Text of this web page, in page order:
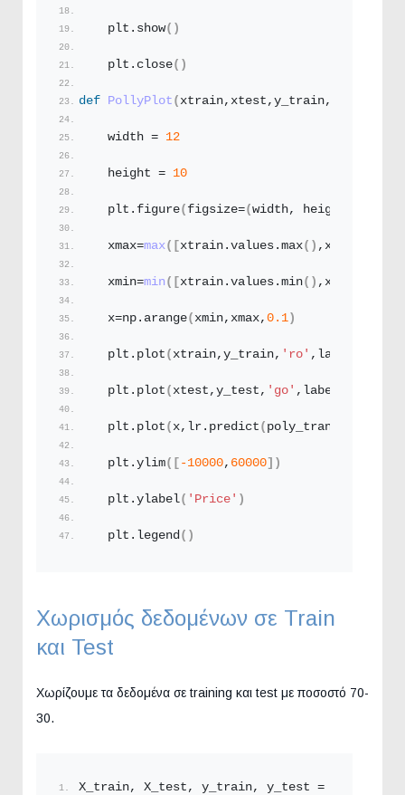
    plt.
show()
    plt.
close()
def PollyPlot (
    width =
12
    height =
10
    plt.
figure( figsize=(width, height
    xmax=
max([xtrain. values . max() ,xtest.
    xmin=
min ([xtrain. values . min() ,xtest.
    x=np.
arange( xmin,xmax, 0.1)
    plt.
plot ( xtrain,y_train, 'ro' ,label=
    plt.
plot ( xtest,y_test, 'go' ,label=
    plt.
plot ( x,lr. predict ( poly_transform.
    plt.
ylim([ -10000, 60000])
    plt.
ylabel( 'Price' )
    plt.
legend ()
Χωρισμός δεδομένων σε Train
και Test
Χωρίζουμε τα δεδομένα σε training και test με ποσοστό 70-
30.
X_train, X_test, y_train, y_test =